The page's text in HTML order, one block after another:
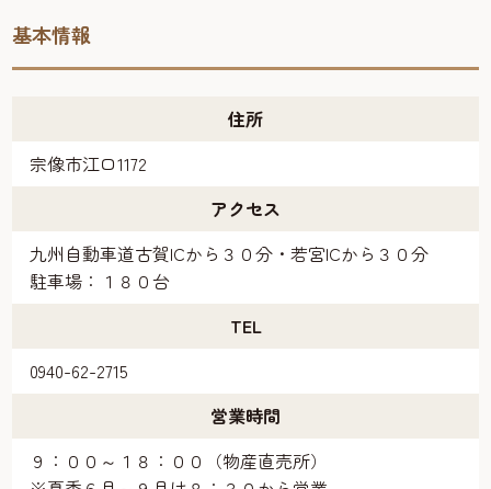
基本情報
住所
宗像市江口1172
アクセス
九州自動車道古賀ICから３０分・若宮ICから３０分
駐車場：１８０台
TEL
0940-62-2715
営業時間
９：００～１８：００（物産直売所）